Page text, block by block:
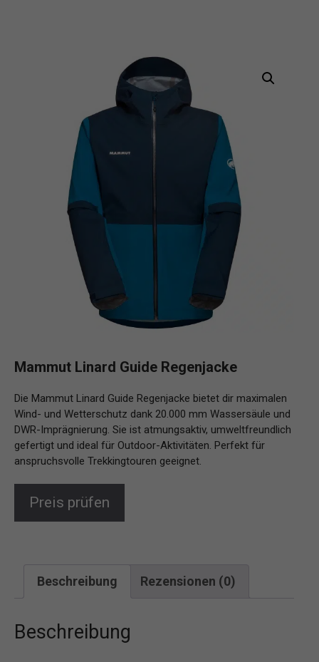
Mammut Linard Guide Regenjacke
Die Mammut Linard Guide Regenjacke bietet dir maximalen
Wind- und Wetterschutz dank 20.000 mm Wassersäule und
DWR-Imprägnierung. Sie ist atmungsaktiv, umweltfreundlich
gefertigt und ideal für Outdoor-Aktivitäten. Perfekt für
anspruchsvolle Trekkingtouren geeignet.
Preis prüfen
Beschreibung Rezensionen (0)
Beschreibung